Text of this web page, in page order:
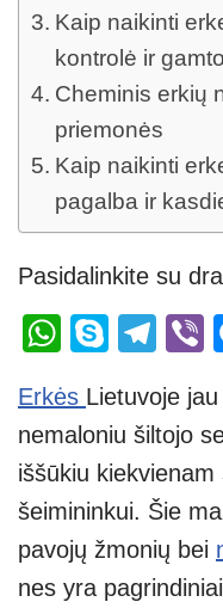
Kaip naikinti
kontrolė ir
Cheminis erkių
priemonės
Kaip naikinti
pagalba ir
Pasidalinkite su
W
at
s
A
p
p
S
p
e
T
e
gr
a
m
Erkės Lietuvoje
nemaloniu šiltojo
iššūkiu
šeimininkui. Šie
pavojų žmonių bei
nes yra